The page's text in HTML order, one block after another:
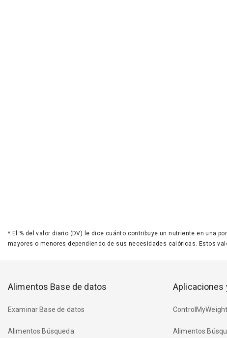
* El % del valor diario (DV) le dice cuánto contribuye un nutriente en una
mayores o menores dependiendo de sus necesidades calóricas. Estos
Alimentos Base de datos
Examinar Base de datos
Alimentos Búsqueda
Aplicaciones
Alimentos